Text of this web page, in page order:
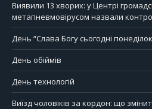
Виявили 13 хворих: у Центрі
метапневмовірусом назвали
День “Слава Богу сьогодні
День обіймів
День технологій
Виїзд чоловіків за кордон: що